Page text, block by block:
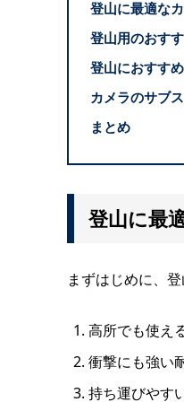
登山に最適な
登山用のおす
登山におすす
カメラのサブ
まとめ
登山に最
まずはじめに、
高所でも使え
衝撃にも強い
持ち運びやす